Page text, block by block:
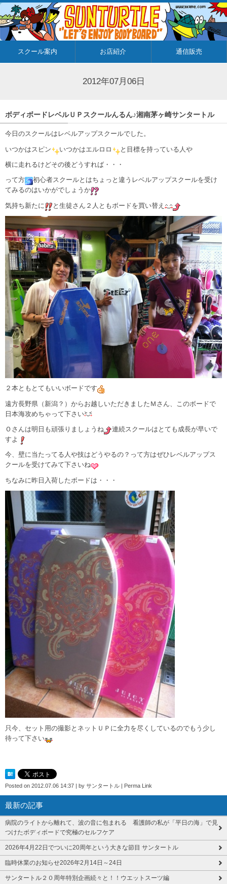
スクール案内 お店紹介 通信販売
2012年07月06日
ボディボードレベルＵＰスクールんるん♪湘南茅ヶ崎サンタートル
今日のスクールはレベルアップスクールでした。
いつかはスピン いつかはエルロロ と目標を持っている人や
横に走れるけどその後どうすれば・・・
って方
初心者スクールとはちょっと違うレベルアップスクールを受け
てみるのはいかがでしょうか
気持ち新たに と生徒さん２人ともボードを買い替え
２本ともとてもいいボードです
遠方長野県（新潟？）からお越しいただきましたＭさん、このボードで
日本海攻めちゃって下さい
Ｏさんは明日も頑張りましょうね
連続スクールはとても成長が早いで
すよ
今、壁に当たってる人や技はどうやるの？って方はぜひレベルアップス
クールを受けてみて下さいね
ちなみに昨日入荷したボードは・・・
只今、セット用の撮影とネットＵＰに全力を尽くしているのでもう少し
待って下さい
Posted on 2012.07.06 14:37 | by サンタートル | Perma Link
最新の記事
病院のライトから離れて、波の音に包まれる 看護師の私が「平日の海」で見
つけたボディボードで究極のセルフケア
2026年4月22日でついに20周年という大きな節目 サンタートル
臨時休業のお知らせ2026年2月14日～24日
サンタートル２０周年特別企画続々と！！ウエットスーツ編